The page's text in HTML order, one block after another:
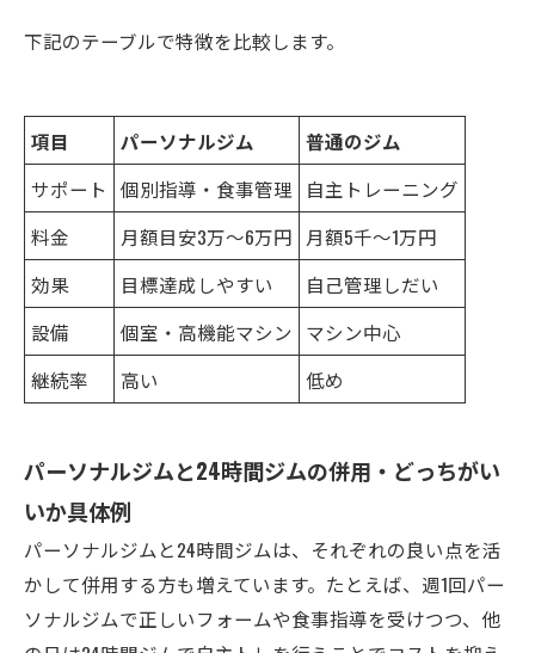
下記のテーブルで特徴を比較します。
項目 パーソナルジム
普通のジム
サポート
個別指導・食事管理
自主トレーニング
料金
月額目安3万～6万円
月額5千～1万円
効果
目標達成しやすい
自己管理しだい
設備
個室・高機能マシン マシン中心
継続率
高い 低め
パーソナルジムと24時間ジムの併用・どっちがい
いか具体例
パーソナルジムと24時間ジムは、それぞれの良い点を活
かして併用する方も増えています。たとえば、週1回パー
ソナルジムで正しいフォームや食事指導を受けつつ、他